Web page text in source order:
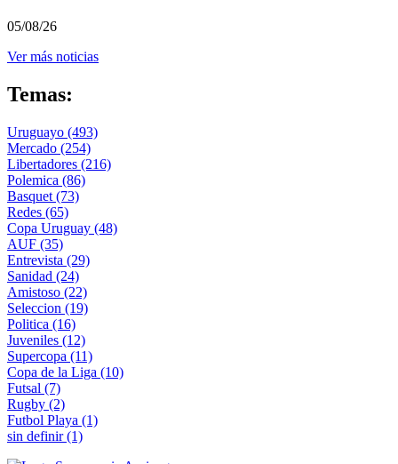
05/08/26
Ver más noticias
Temas:
Uruguayo (493)
Mercado (254)
Libertadores (216)
Polemica (86)
Basquet (73)
Redes (65)
Copa Uruguay (48)
AUF (35)
Entrevista (29)
Sanidad (24)
Amistoso (22)
Seleccion (19)
Politica (16)
Juveniles (12)
Supercopa (11)
Copa de la Liga (10)
Futsal (7)
Rugby (2)
Futbol Playa (1)
sin definir(1)